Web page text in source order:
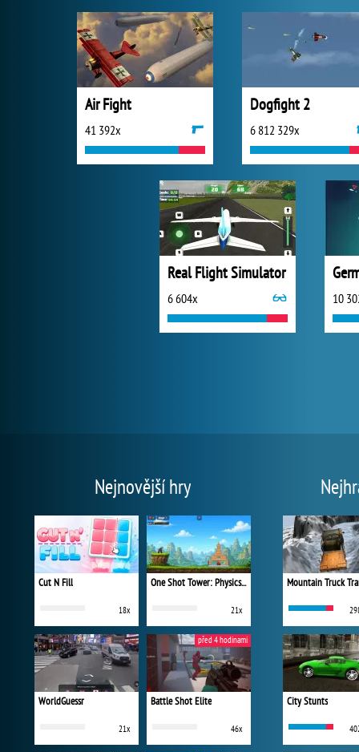
Air Fight
41 392x
Dogfight 2
6 812 329x
Real Flight Simulator
6 604x 10
Nejnovější hry
Cut N Fill
18x
One Shot Tower: Physics Destroyer
21x
WorldGuessr
21x
Battle Shot Elite
46x
před 4 hodinami
Mountain Truck
City Stunts